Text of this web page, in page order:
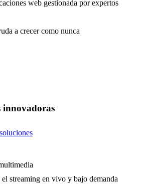
web gestionada por expertos
a crecer como nunca
innovadoras
streaming en vivo y bajo demanda